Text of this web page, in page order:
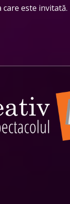
este